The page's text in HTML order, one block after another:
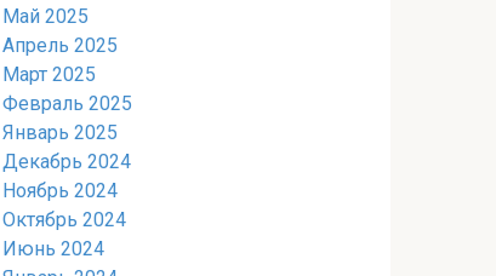
Май 2025
Апрель 2025
Март 2025
Февраль 2025
Январь 2025
Декабрь 2024
Ноябрь 2024
Октябрь 2024
Июнь 2024